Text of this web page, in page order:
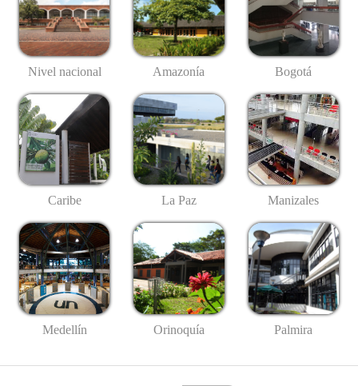
Nivel nacional Amazonía Bogotá
Caribe La Paz Manizales
Medellín Orinoquía Palmira